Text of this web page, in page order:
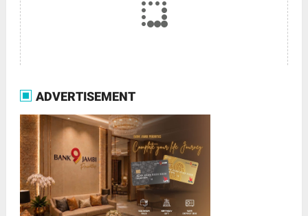
ADVERTISEMENT